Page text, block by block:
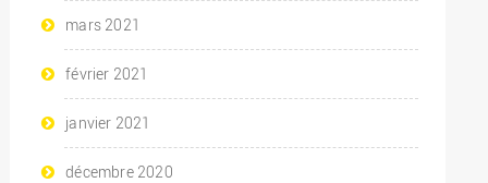
mars 2021
février 2021
janvier 2021
décembre 2020